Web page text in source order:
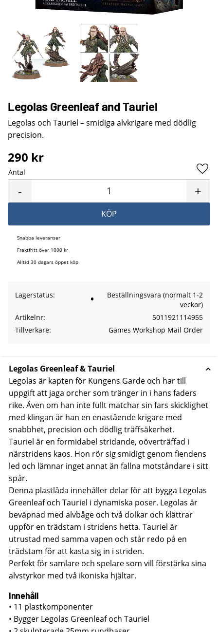
Legolas Greenleaf and Tauriel
Legolas och Tauriel – smidiga alvkrigare med dödlig
precision.
290 kr
Antal
+
-
KÖP
Snabba leveranser
Fraktfritt över 1000 kr
Alltid 30 dagars öppet köp
Lagerstatus
Beställningsvara (normalt 1-2
veckor)
Artikelnr
5011921114955
Tillverkare
Games Workshop Mail Order
Legolas Greenleaf & Tauriel
Legolas är kapten för Kungens Garde och har till
uppgift att jaga orcher som tränger in i hans faders
rike. Även om han inte fullt matchar sin fars skicklighet
med klingan är han en enastående krigare med
snabbhet, precision och dödlig träffsäkerhet.
Tauriel är en formidabel stridande, oöverträffad i
närstridens kaos. Hon rör sig smidigt genom fiendens
led och lämnar inget annat än fallna motståndare i sitt
spår.
Denna plastlåda innehåller delar för att bygga Legolas
Greenleaf och Tauriel i dynamiska poser. Legolas är
beväpnad med alvbåge och två dolkar och klättrar
uppför en trädstam i stridens hetta. Tauriel är
utrustad med samma vapen och står redo på en
trädstam för att kasta sig in i striden.
Perfekt för samlare och spelare som vill förstärka sina
alvstyrkor med två ikoniska hjältar.
Innehåll
• 11 plastkomponenter
• Bygger Legolas Greenleaf och Tauriel